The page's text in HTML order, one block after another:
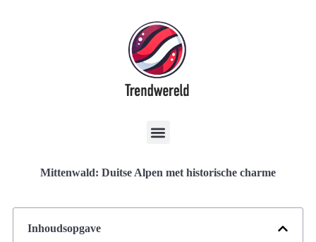
Mittenwald: Duitse Alpen met historische charme
Inhoudsopgave